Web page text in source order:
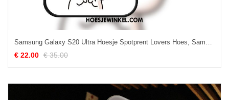
Samsung Galaxy S20 Ultra Hoesje Spotprent Lovers Hoes, Samsung Galaxy S20 Ultra Hoesje Spiegel Anti-fall
€ 22.00 € 35.00